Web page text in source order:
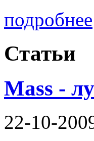
подробнее
Статьи
Mass -
22-10-